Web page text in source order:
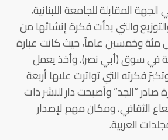
المقابلة للجامعة اللبنانية،
والتي بدأت فكرة إنشائها من
مئة وخمسين عاماً، حيث كانت عبارة
في سوق (أبي نصر)، وأخذ يعمل
فكرته التي تواترت علىها أربعة
“الجد” وأصبحت دار للنشر ذات
الثقافي، ومكان مهم لإصدار
العربية.